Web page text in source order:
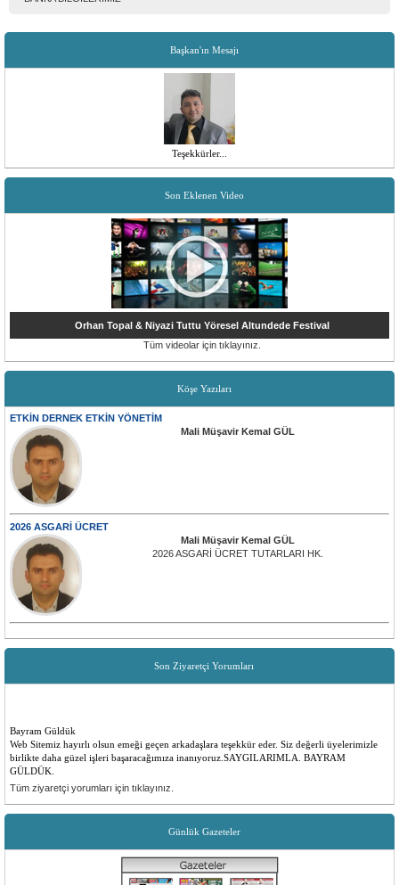
Başkan'ın Mesajı
Teşekkürler...
Son Eklenen Video
Orhan Topal & Niyazi Tuttu Yöresel Altundede Festival
Tüm videolar için tıklayınız.
Köşe Yazıları
ETKİN DERNEK ETKİN YÖNETİM
Mali Müşavir Kemal GÜL
2026 ASGARİ ÜCRET
Mali Müşavir Kemal GÜL
2026 ASGARİ ÜCRET TUTARLARI HK.
Son Ziyaretçi Yorumları
Bayram Güldük
Web Sitemiz hayırlı olsun emeği geçen arkadaşlara teşekkür eder. Siz değerli üyelerimizle
birlikte daha güzel işleri başaracağımıza inanıyoruz.SAYGILARIMLA. BAYRAM
GÜLDÜK.
Emre ilk
Yenilikler olması çok güzel insanlara faydalı bir site düşünen ve emeği geçen herkese
Öncelikle sitemiz tüm köyümüz için hayırlı ugurlu olsun. Yenilikler için, emeği geçen
Tüm ziyaretçi yorumları için tıklayınız.
Günlük Gazeteler